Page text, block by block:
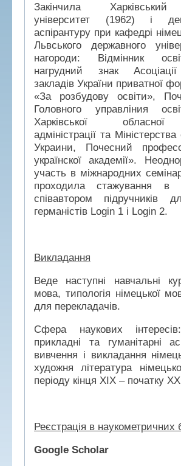
Закінчила
університет (1962) і
аспірантуру при кафедрі
Львського державного
нагороди: Відмінник
нагрудний знак
закладів України приватної
«За розбудову освіти»,
Головного управліния
Харківської
адміністрації та
Украини, Почесний
українскої академії».
участь в міжнародних
проходила стажування в
співавтором підручників
германістів Login 1 і Login 2.
Викладання
Веде наступні навчальні
мова, типологія німецької
для перекладачів.
Сфера наукових
прикладні та гуманітарні
вивчення і викладання
художня література
періоду кінця XIX – початку
Реєстрація в наукометричних
Google Scholar